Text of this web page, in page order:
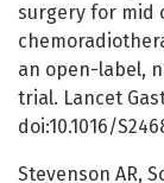
surgery for mid
an open-label,
trial. Lancet
doi:10.1016/
Stevenson AR,